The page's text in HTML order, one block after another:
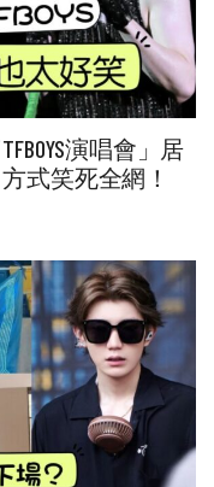
演唱會」居
式笑死全網！